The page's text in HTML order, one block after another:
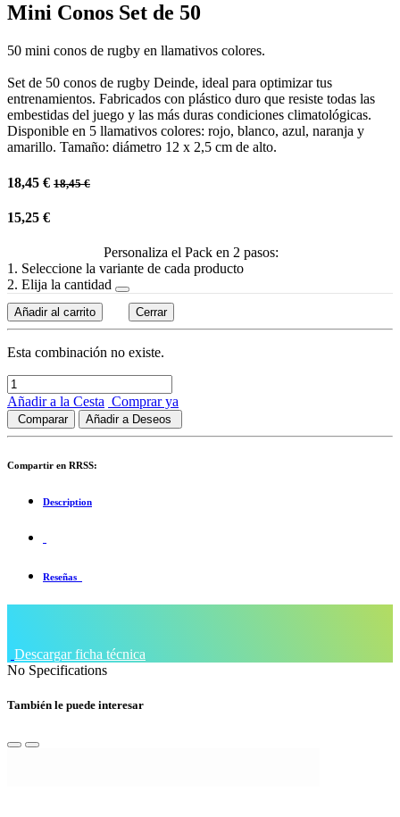
Mini Conos Set de 50
50 mini conos de rugby en llamativos colores.
Set de 50 conos de rugby Deinde, ideal para optimizar tus
entrenamientos. Fabricados con plástico duro que resiste todas las
embestidas del juego y las más duras condiciones climatológicas.
Disponible en 5 llamativos colores: rojo, blanco, azul, naranja y
amarillo. Tamaño: diámetro 12 x 2,5 cm de alto.
18,45 € 18,45€
15,25 €
Personaliza el Pack en 2 pasos:
1. Seleccione la variante de cada producto
2. Elija la cantidad
Añadir al carrito Cerrar
Esta combinación no existe.
Añadir a la Cesta Comprar ya
Comparar Añadir a Deseos
Compartir en RRSS:
Description
Reseñas
Descargar ficha técnica
No Specifications
También le puede interesar